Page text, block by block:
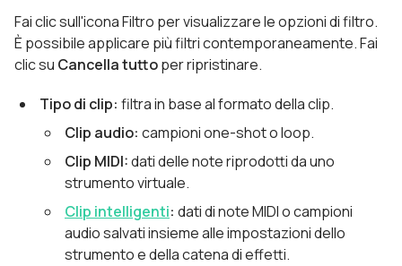
Fai clic sull'icona Filtro per visualizzare le opzioni di filtro.
È possibile applicare più filtri contemporaneamente. Fai
clic su Cancella tuttoper ripristinare.
Tipo di clip: filtra in base al formato della clip.
Clip audio: campioni one-shot o loop.
Clip MIDI:dati delle note riprodotti da uno
strumento virtuale.
Clip intelligenti: dati di note MIDI o campioni
audio salvati insieme alle impostazioni dello
strumento e della catena di effetti.